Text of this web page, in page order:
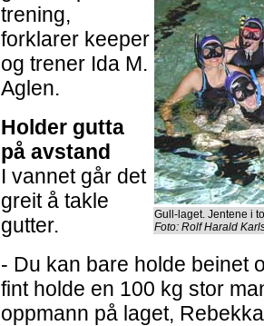
Gull-laget. Jentene i
Foto: Rolf Harald
trening,
forklarer keeper
og trener Ida M.
Aglen.
Holder gutta
på avstand
I vannet går det
greit å takle
gutter.
- Du kan bare holde beinet
fint holde en 100 kg stor
oppmann på laget,